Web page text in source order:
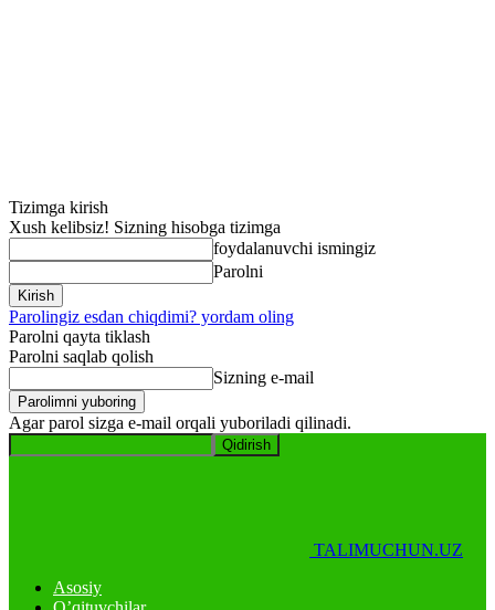
Tizimga kirish
Xush kelibsiz! Sizning hisobga tizimga
foydalanuvchi ismingiz
Parolni
Parolingiz esdan chiqdimi? yordam oling
Parolni qayta tiklash
Parolni saqlab qolish
Sizning e-mail
Agar parol sizga e-mail orqali yuboriladi qilinadi.
TALIMUCHUN.UZ
Asosiy